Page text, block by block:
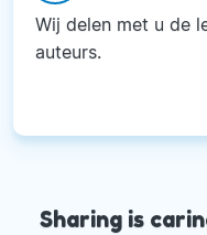
Wij delen met u de
auteurs.
Sharing is